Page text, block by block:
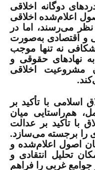
دوگانه اخلاقی
اعلام‌شده اخلاقی
می‌رسند، اما در
و اقتصادی به‌صورت
نه تنها موجب
نهادهای حقوقی و
مشروعیت اخلاقی
اسلامی با تأکید بر
هم‌راستایی میان
با تاکید بر عدالت
را برجسته می‌سازد.
اصول اعلام‌شده و
تحلیل انتقادی و
غربی را فراهم